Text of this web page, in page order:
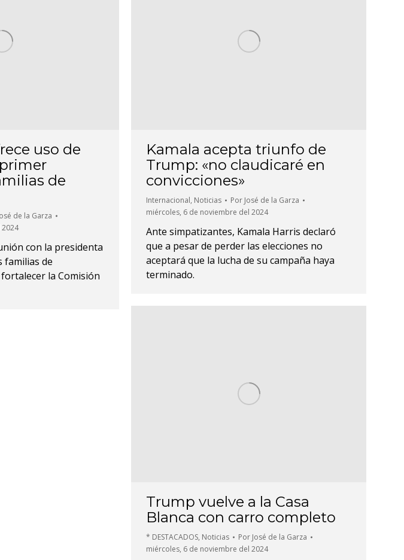
uso de
de
de la Garza
con la presidenta
familias de
la Comisión
Kamala acepta triunfo de
Trump: «no claudicaré en
convicciones»
Internacional, Noticias Por José de la Garza
miércoles, 6 de noviembre del 2024
Ante simpatizantes, Kamala Harris declaró
que a pesar de perder las elecciones no
aceptará que la lucha de su campaña haya
terminado.
Trump vuelve a la Casa
Blanca con carro completo
* DESTACADOS, Noticias Por José de la Garza
miércoles, 6 de noviembre del 2024